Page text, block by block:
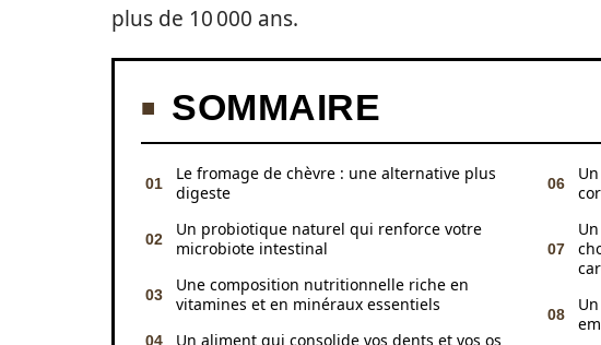
plus de 10 000 ans.
SOMMAIRE
Le fromage de chèvre : une alternative plus
digeste
Un probiotique naturel qui renforce votre
microbiote intestinal
Une composition nutritionnelle riche en
vitamines et en minéraux essentiels
Un aliment qui consolide vos dents et vos os